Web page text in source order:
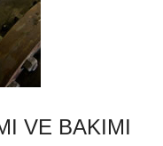
VE BAKIMI